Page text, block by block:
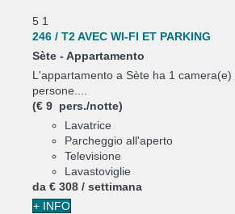
5 1
246 / T2 AVEC WI-FI ET PARKING
Sète - Appartamento
L'appartamento a Sète ha 1
persone....
(€ 9 pers./notte)
Lavatrice
Parcheggio all'aperto
Televisione
Lavastoviglie
da € 308 / settimana
+ INFO